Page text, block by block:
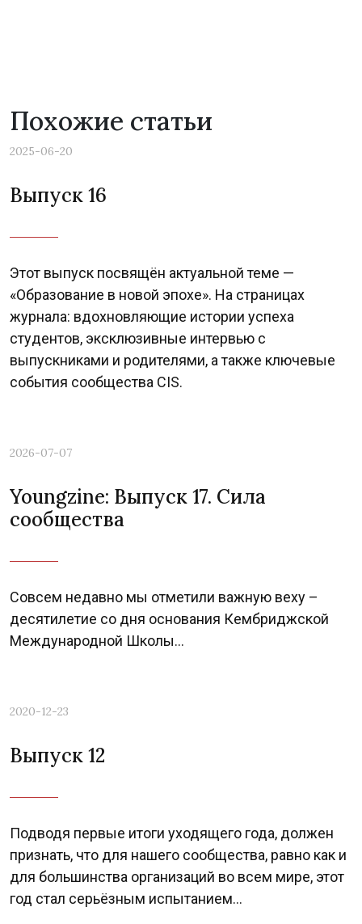
Похожие статьи
2025-06-20
Выпуск 16
Этот выпуск посвящён актуальной теме —
«Образование в новой эпохе». На страницах
журнала: вдохновляющие истории успеха
студентов, эксклюзивные интервью с
выпускниками и родителями, а также ключевые
события сообщества CIS.
2026-07-07
Youngzine: Выпуск 17. Сила
сообщества
Совсем недавно мы отметили важную веху –
десятилетие со дня основания Кембриджской
Международной Школы...
2020-12-23
Выпуск 12
Подводя первые итоги уходящего года, должен
признать, что для нашего сообщества, равно как и
для большинства организаций во всем мире, этот
год стал серьёзным испытанием...